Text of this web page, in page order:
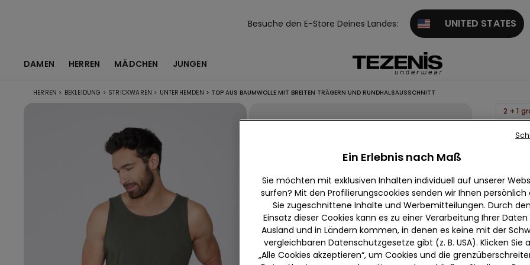
Besuche den E-Store Deines Landes: UNITED STATES
DAMEN HERREN MÄDCHEN JUNGEN
HERREN > BEKLEIDUNG > STRICKWAREN > UNTERHEMDEN > TOP AUS BAUMWOLLE MIT BREITEN TRÄGERN UND RUNDHALSAUSSCHNITT
2 + 1
Top
null
Wir
und
Ein Erlebnis nach Maß
Sie möchten mit exklusiven Inhalten individuell auf unserer
surfen? Mit den Profilierungscookies senden wir Ihnen persönlich
Sie zugeschnittene Inhalte und Werbemitteilungen. Durch den
Einsatz dieser Cookies kann es zu einer Verarbeitung Ihrer Daten
Ausland und in Ländern kommen, in denen es keine mit der
vergleichbaren Datenschutzgesetze gibt (z. B. USA). Klicken Sie
„Alle Cookies akzeptieren“, um Cookies und die